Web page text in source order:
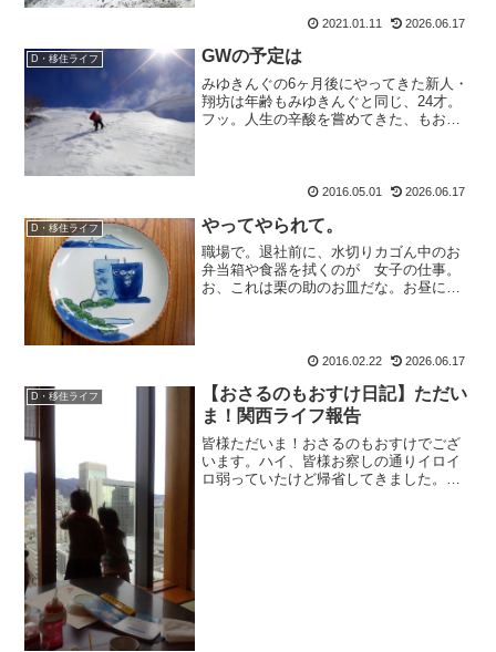
運転です。松本は降雪もなく、車道も歩
で安心してね(特にもおす...
2021.01.11 2026.06.17
D・移住ライフ GWの予定は
みゆきんぐの6ヶ月後にやってきた新人・
翔坊は年齢もみゆきんぐと同じ、24才。
フッ。人生の辛酸を嘗めてきた、もおす
「これは○○で△△...2016.05.01 2026.06.17
D・移住ライフ やってやられて。
職場で。退社前に、水切りカゴん中のお
弁当箱や食器を拭くのが 女子の仕事。
お、これは栗の助のお皿だな。お昼に焼
まった、とかやっちゃう...
2016.02.22 2026.06.17
D・移住ライフ
【おさるのもおすけ日記】ただい
ま！関西ライフ報告
皆様ただいま！おさるのもおすけでござ
います。ハイ、皆様お察しの通りイロイ
ロ弱っていたけど帰省してきました。自